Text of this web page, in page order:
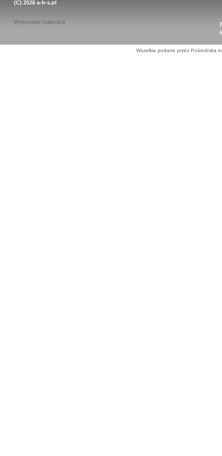
(C) 2026 a-b-s.pl
Wykonanie Galactica
Wszelkie podane przez Pośrednika